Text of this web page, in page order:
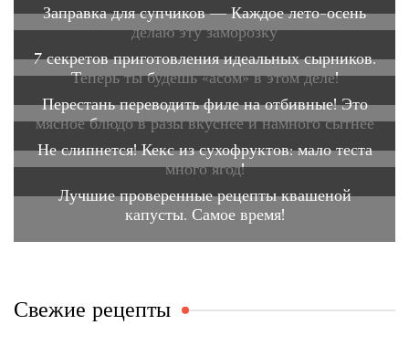
Заправка для супчиков — Каждое лето-осень
делаю эту заморозку
7 секретов приготовления идеальных сырников.
Теперь ты будешь «асом» в этом деле!
Перестань переводить филе на отбивные! Это
мясное блюдо в разы вкуснее и намного сытнее
Не слипнется! Кекс из сухофруктов: мало теста
много ягод!
Лучшие проверенные рецепты квашеной
капусты. Самое время!
Свежие рецепты